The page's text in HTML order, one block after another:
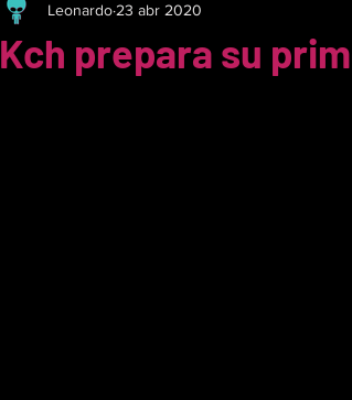
Kch prepara su
Leonardo 23 abr 2020